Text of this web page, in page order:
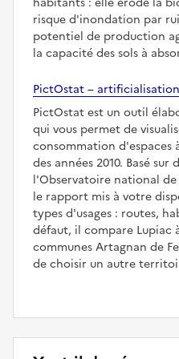
risque d'inondation par
potentiel de production
la capacité des sols à
PictOstat –
PictOstat est un outil
qui vous permet de
consommation d'espaces
des années 2010. Basé
l'Observatoire national
le rapport mis à votre
types d'usages : routes,
défaut, il compare Lupiac
communes Artagnan de
de choisir un autre